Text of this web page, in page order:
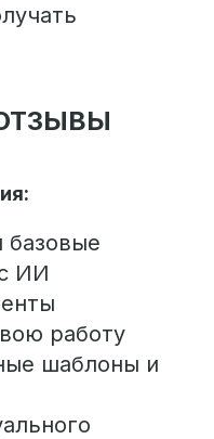
базовые
ИИ
работу
шаблоны и